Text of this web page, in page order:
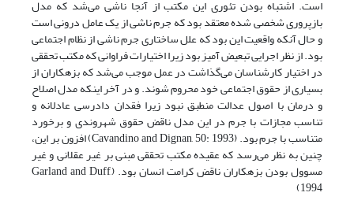
است. اشتباه بودن تئوری این مکتب از آنجا ناشی می‌شد که مدل
بازپروری شخصی شده معتقد بود که جرم ناشی از یک عامل درونی است
و حال آنکه واقعیت این بود که علل ساختاری جرم ناشی از نظام اجتماعی
بود. از نظر اجرایی تبعیض آمیز بود زیرا اختیارات فراوانی که مکتب تحققی
در اختیار کارشناسان می‌گذاشت در عمل موجب می‌شد که بزهکاران از
بسیاری از حقوق اجتماعی خود محروم شوند. و در آخر اینکه مدل اصلاح
و درمان با اصول عدالت منطبق نبود زیرا فقدان دادرسی عادلانه و
تناسب مجازات با جرم در این مدل ناقض حقوق شهروندی و برخورد
متناسب با جرم بود. (Cavandino and Dignan, 50: 1993) افزون بر این،
چنین به نظر می‌رسد که عقیده مکتب تحققی مبنی بر غیر عقلانی و غیر
مسوول بودن بزهکاران ناقض کرامت انسان بود. (Garland and Duff,
1994)